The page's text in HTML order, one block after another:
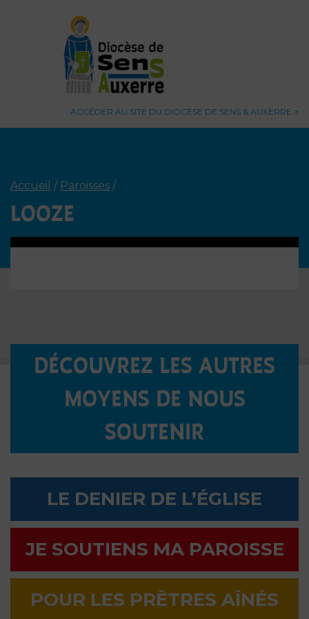
ACCÉDER AU SITE DU DIOCÈSE DE SENS & AUXERRE
Accueil / Paroisses /
LOOZE
DÉCOUVREZ LES AUTRES
MOYENS DE NOUS
SOUTENIR
LE DENIER DE L’ÉGLISE
JE SOUTIENS MA PAROISSE
POUR LES PRÊTRES AÎNÉS